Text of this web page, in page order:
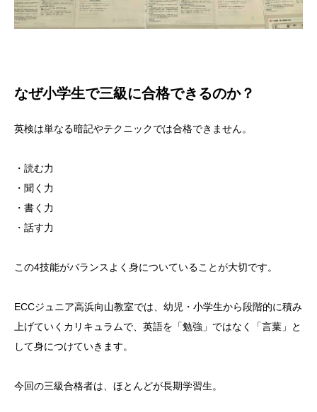
なぜ小学生で三級に合格できるのか？
英検は単なる暗記やテクニックでは合格できません。
・読む力
・聞く力
・書く力
・話す力
この4技能がバランスよく身についていることが大切です。
ECCジュニア高浜向山教室では、幼児・小学生から段階的に積み
上げていくカリキュラムで、英語を「勉強」ではなく「言葉」と
して身につけていきます。
今回の三級合格者は、ほとんどが長期学習生。